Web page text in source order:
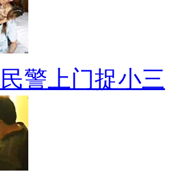
警上门捉小三